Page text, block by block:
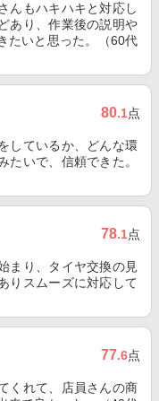
んもハキハキと対応し
あり、作業後の説明や
たいと思った。（60代
80.1点
しているか、どんな環
たいで、信頼できた。
78.1点
まり、タイヤ交換の見
りスムーズに対応して
77.6点
くれて、店員さんの商